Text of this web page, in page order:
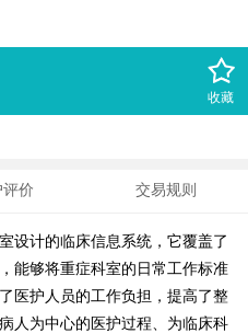
收藏
评价 交易规则
设计的临床信息系统，它覆盖了
能够将重症科室的日常工作标准
医护人员的工作负担，提高了整
人为中心的医护过程、为临床科